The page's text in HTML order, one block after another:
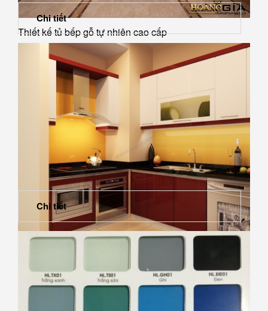
Thiết kế tủ bếp gỗ tự nhiên cao cấp
Chi tiết
Chi tiết